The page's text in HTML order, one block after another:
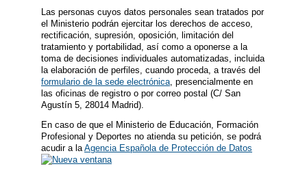
Las personas cuyos datos personales sean tratados por
el Ministerio podrán ejercitar los derechos de acceso,
rectificación, supresión, oposición, limitación del
tratamiento y portabilidad, así como a oponerse a la
toma de decisiones individuales automatizadas, incluida
la elaboración de perfiles, cuando proceda, a través del
formulario de la sede electrónica , presencialmente en
las oficinas de registro o por correo postal (C/ San
Agustín 5, 28014 Madrid).
En caso de que el Ministerio de Educación, Formación
Profesional y Deportes no atienda su petición, se podrá
acudir a laAgencia Española de Protección de Datos